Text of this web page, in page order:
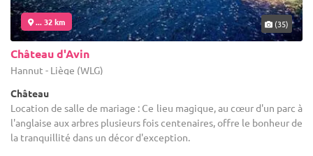
... 32 km (35)
Château d'Avin
Hannut - Liège (WLG)
Château
Location de salle de mariage : Ce lieu magique, au cœur d'un parc à
l'anglaise aux arbres plusieurs fois centenaires, offre le bonheur de
la tranquillité dans un décor d'exception.